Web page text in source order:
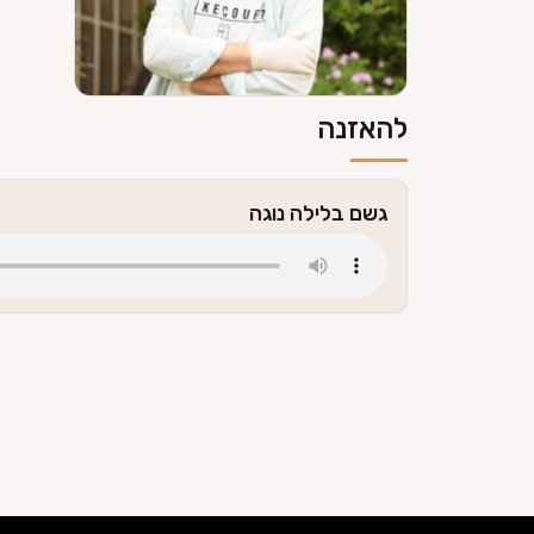
להאזנה
גשם בלילה נוגה